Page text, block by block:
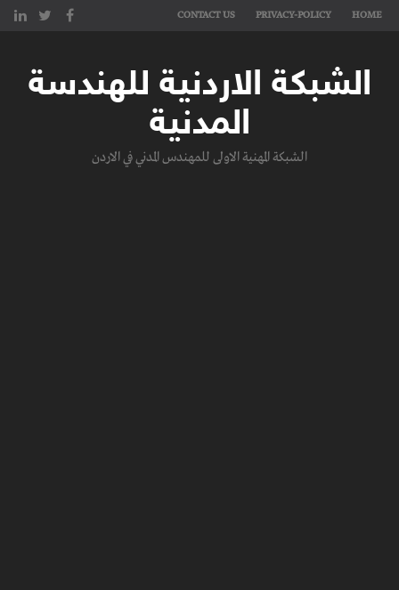
HOME
PRIVACY-POLICY
CONTACT US
الشبكة الاردنية للهندسة
المدنية
الشبكة المهنية الاولى للمهندس المدني في الاردن